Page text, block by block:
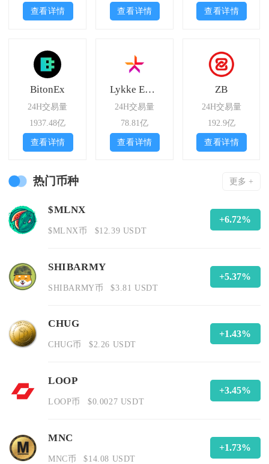
查看详情
查看详情
查看详情
BitonEx
24H交易量
1937.48亿
查看详情
Lykke Exchange
24H交易量
78.81亿
查看详情
ZB
24H交易量
192.9亿
查看详情
热门币种 更多 +
$MLNX
$MLNX币 $12.39 USDT
+6.72%
SHIBARMY
SHIBARMY币 $3.81 USDT
+5.37%
CHUG
CHUG币 $2.26 USDT
+1.43%
LOOP
LOOP币 $0.0027 USDT
+3.45%
MNC
MNC币 $14.08 USDT
+1.73%